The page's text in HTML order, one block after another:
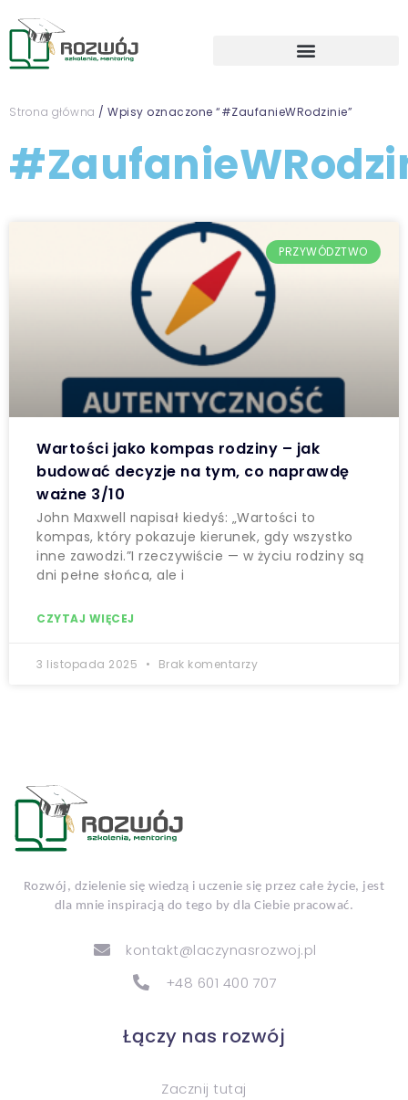
Strona główna / Wpisy oznaczone “#ZaufanieWRodzinie”
PRZYWÓDZTWO
Wartości jako kompas rodziny – jak
budować decyzje na tym, co naprawdę
ważne 3/10
John Maxwell napisał kiedyś: „Wartości to
kompas, który pokazuje kierunek, gdy wszystko
inne zawodzi.”I rzeczywiście — w życiu rodziny są
dni pełne słońca, ale i
CZYTAJ WIĘCEJ
3 listopada 2025 Brak komentarzy
Rozwój, dzielenie się wiedzą i uczenie się przez całe życie, jest
dla mnie inspiracją do tego by dla Ciebie pracować.
kontakt@laczynasrozwoj.pl
+48 601 400 707
Łączy nas rozwój
Zacznij tutaj